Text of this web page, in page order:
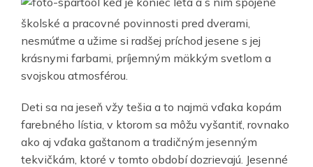
školské a pracovné povinnosti pred dverami,
nesmúťme a užime si radšej príchod jesene s jej
krásnymi farbami, príjemným mäkkým svetlom a
svojskou atmosférou.
Deti sa na jeseň vžy tešia a to najmä vďaka kopám
farebného lístia, v ktorom sa môžu vyšantiť, rovnako
ako aj vďaka gaštanom a tradičným jesenným
tekvičkám, ktoré v tomto období dozrievajú. Jesenné